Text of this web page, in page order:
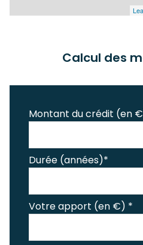
Calcul des
Montant du crédit (en
Durée (années)*
Votre apport (en €) *